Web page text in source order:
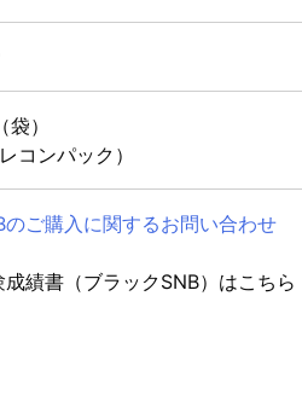
）
コンパック）
のご購入に関するお問い合わせ
績書（ブラックSNB）はこちら